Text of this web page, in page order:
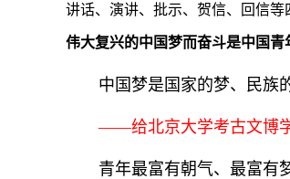
讲话、演讲、批示、贺信、回信
伟大复兴的中国梦而奋斗是中国青
中国梦是国家的梦、民族
——给北京大学考古文博学
青年最富有朝气、最富有